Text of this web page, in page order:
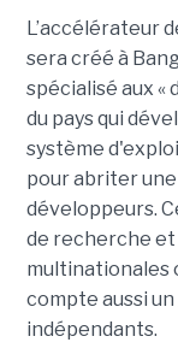
L’accélérateur
sera créé à
spécialisé aux «
du pays qui
système
pour abriter
développeurs.
de recherche
multinationales
compte aussi
indépendants.